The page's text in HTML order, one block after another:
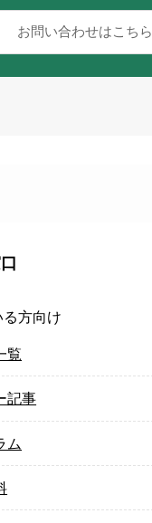
お問い合わせはこちら
方向け
覧
記事
ム